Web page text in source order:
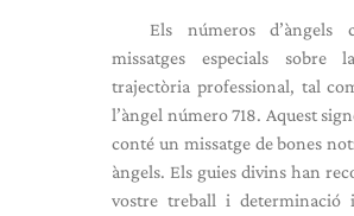
Els números d’àngels
missatges especials sobre
trajectòria professional, tal
l’àngel número 718. Aquest
conté un missatge de bones
àngels. Els guies divins han
vostre treball i determinació